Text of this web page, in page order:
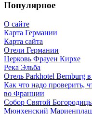
Популярное
О сайте
Карта Германии
Карта сайта
Отели Германии
Церковь Фрауен Кирхе
Река Эльба
Отель Parkhotel Bernburg
Как что надо проверить,
во Франции
Собор Святой
Мюнхенский Мариенплац